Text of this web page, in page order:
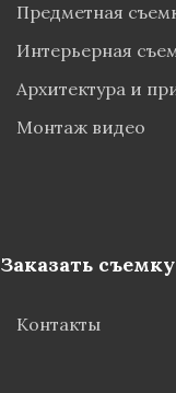
Предметная
Интерьерная
Архитектура и
Монтаж видео
Заказать съемку
Контакты